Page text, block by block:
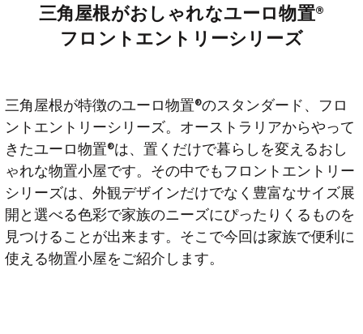
三角屋根がおしゃれなユーロ物置®︎
フロントエントリーシリーズ
三角屋根が特徴のユーロ物置®︎のスタンダード、フロ
ントエントリーシリーズ。オーストラリアからやって
きたユーロ物置®︎は、置くだけで暮らしを変えるおし
ゃれな物置小屋です。その中でもフロントエントリー
シリーズは、外観デザインだけでなく豊富なサイズ展
開と選べる色彩で家族のニーズにぴったりくるものを
見つけることが出来ます。そこで今回は家族で便利に
使える物置小屋をご紹介します。